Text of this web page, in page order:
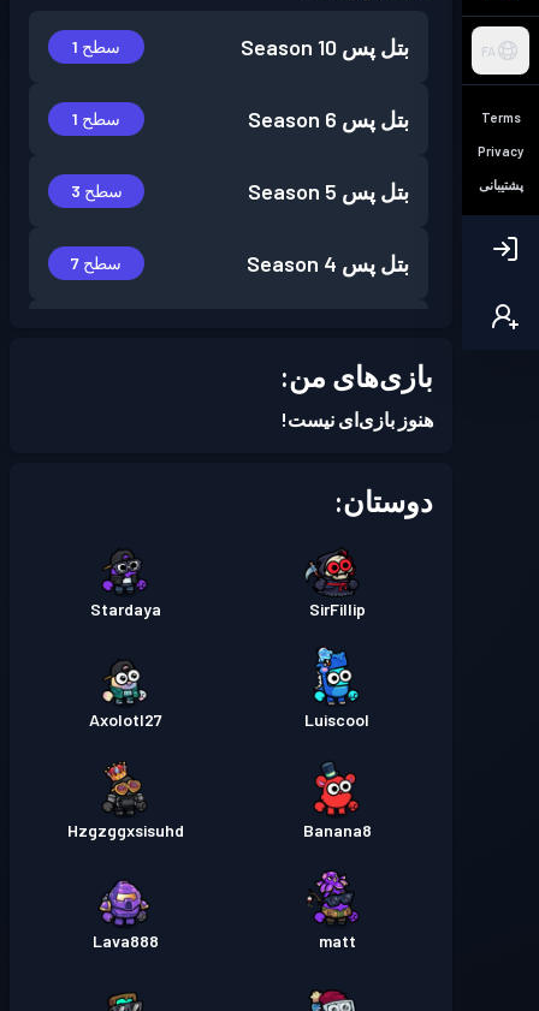
FA
Terms
Privacy
پشتیبانی
بتل پس Season 10 سطح 1
بتل پس Season 6 سطح 1
بتل پس Season 5 سطح 3
بتل پس Season 4 سطح 7
بتل پس Season 2
بازی‌های من:
هنوز بازی‌ای نیست!
دوستان:
SirFillip
Stardaya
Luiscool
Axolotl27
Banana8
Hzgzggxsisuhd
matt
Lava888